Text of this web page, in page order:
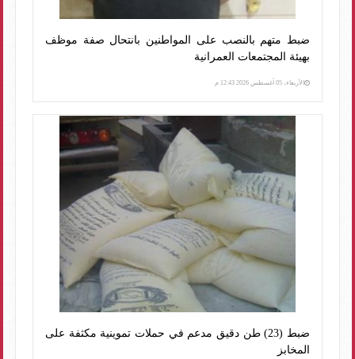
ضبط متهم بالنصب على المواطنين بانتحال صفة موظف
بهيئة المجتمعات العمرانية
الأربعاء، 05 أغسطس 2026 12:43 م
ضبط (23) طن دقيق مدعم في حملات تموينية مكثفة على
المخابز